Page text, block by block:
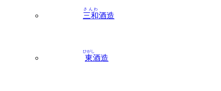
三和
さんわ
酒造
東
ひがし
酒造